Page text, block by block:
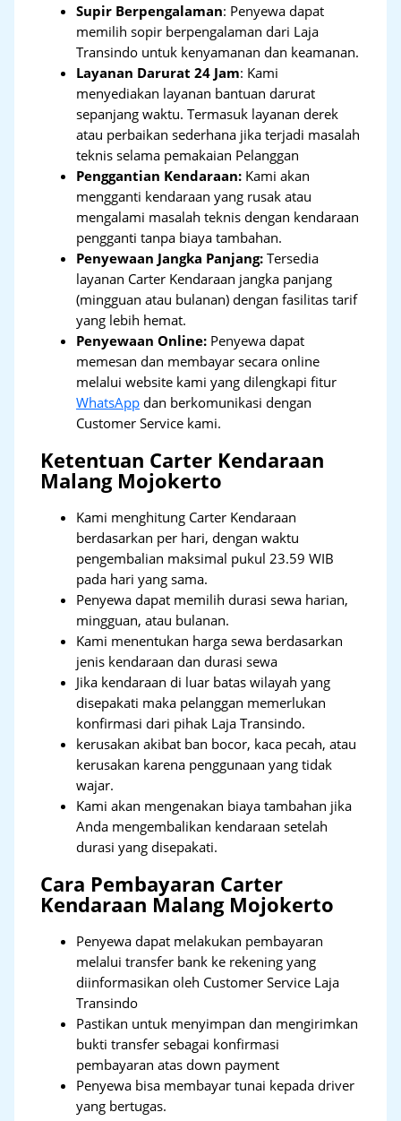
Supir Berpengalaman: Penyewa dapat
memilih sopir berpengalaman dari Laja
Transindo untuk kenyamanan dan keamanan.
Layanan Darurat 24 Jam: Kami
menyediakan layanan bantuan darurat
sepanjang waktu. Termasuk layanan derek
atau perbaikan sederhana jika terjadi masalah
teknis selama pemakaian Pelanggan
Penggantian Kendaraan: Kami akan
mengganti kendaraan yang rusak atau
mengalami masalah teknis dengan kendaraan
pengganti tanpa biaya tambahan.
Penyewaan Jangka Panjang: Tersedia
layanan Carter Kendaraan jangka panjang
(mingguan atau bulanan) dengan fasilitas tarif
yang lebih hemat.
Penyewaan Online: Penyewa dapat
memesan dan membayar secara online
melalui website kami yang dilengkapi fitur
WhatsApp dan berkomunikasi dengan
Customer Service kami.
Ketentuan Carter Kendaraan
Malang Mojokerto
Kami menghitung Carter Kendaraan
berdasarkan per hari, dengan waktu
pengembalian maksimal pukul 23.59 WIB
pada hari yang sama.
Penyewa dapat memilih durasi sewa harian,
mingguan, atau bulanan.
Kami menentukan harga sewa berdasarkan
jenis kendaraan dan durasi sewa
Jika kendaraan di luar batas wilayah yang
disepakati maka pelanggan memerlukan
konfirmasi dari pihak Laja Transindo.
kerusakan akibat ban bocor, kaca pecah, atau
kerusakan karena penggunaan yang tidak
wajar.
Kami akan mengenakan biaya tambahan jika
Anda mengembalikan kendaraan setelah
durasi yang disepakati.
Cara Pembayaran Carter
Kendaraan Malang Mojokerto
Penyewa dapat melakukan pembayaran
melalui transfer bank ke rekening yang
diinformasikan oleh Customer Service Laja
Transindo
Pastikan untuk menyimpan dan mengirimkan
bukti transfer sebagai konfirmasi
pembayaran atas down payment
Penyewa bisa membayar tunai kepada driver
yang bertugas.